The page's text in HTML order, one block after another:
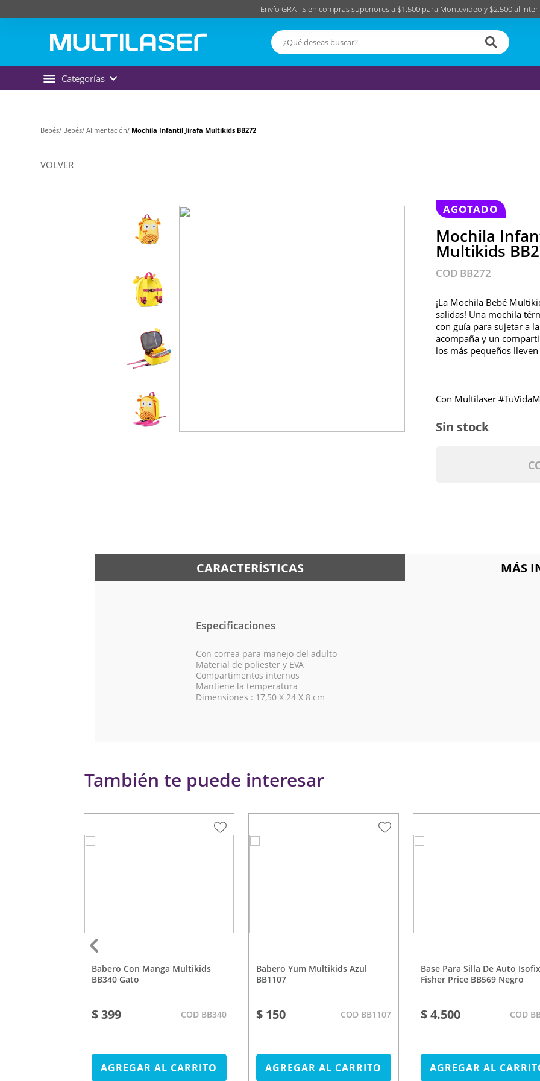
Envío GRATIS en compras superiores a $1.500 para Montevideo y $2.500 al
Categorías
Bebés/ Bebés/Alimentación/ Mochila Infantil Jirafa Multikids BB272
VOLVER
AGOTADO
Mochila
Multikids
COD BB272
¡La Mochila Bebé
salidas! Una mochila
con guía para sujetar a
acompaña y un
los más pequeños
Con Multilaser
Sin stock
CARACTERÍSTICAS MÁS
Especificaciones
Con correa para manejo del adulto
Material de poliester y EVA
Compartimentos internos
Mantiene la temperatura
Dimensiones : 17,50 X 24 X 8 cm
También te puede interesar
Babero Con Manga Multikids
BB340 Gato
$ 399 COD BB340
AGREGAR AL CARRITO
Babero Yum Multikids Azul
BB1107
$ 150 COD BB1107
AGREGAR AL CARRITO
Base Para Silla De Auto Isofix
Fisher Price BB569 Negro
$ 4.500 COD
AGREGAR AL